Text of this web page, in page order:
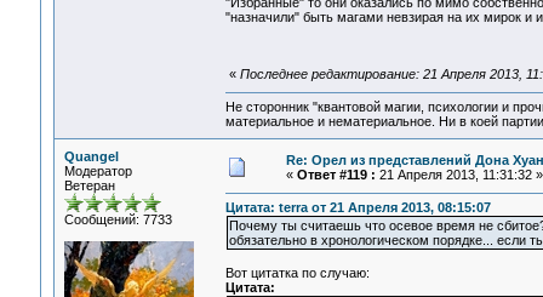
"назначили" быть магами невзирая на их мирок и
« Последнее редактирование: 21 Апреля 2013,
Не сторонник "квантовой магии, психологии и
материальное и нематериальное. Ни в коей
Quangel
Модератор
Ветеран
Сообщений: 7733
Re: Орел из представлений Дона
« Ответ #119 : 21 Апреля 2013, 11:31:32 »
Цитата: terra от 21 Апреля 2013, 08:15:07
Почему ты считаешь что осевое время не
обязательно в хронологическом порядке... если
Вот цитатка по случаю:
Цитата: